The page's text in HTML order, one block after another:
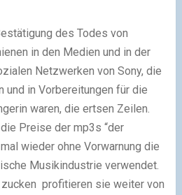
des Todes von
in den Medien und in der
Netzwerken von Sony, die
in Vorbereitungen für die
waren, die ertsen Zeilen.
Preise der mp3s “der
wieder ohne Vorwarnung die
Musikindustrie verwendet.
profitieren sie weiter von